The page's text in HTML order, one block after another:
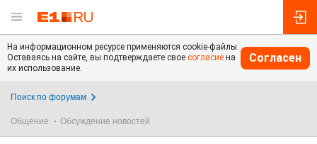
На информационном ресурсе применяются cookie-файлы.
Оставаясь на сайте, вы подтверждаете свое согласие на
их использование.
Согласен
Поиск по форумам
Общение Обсуждение новостей